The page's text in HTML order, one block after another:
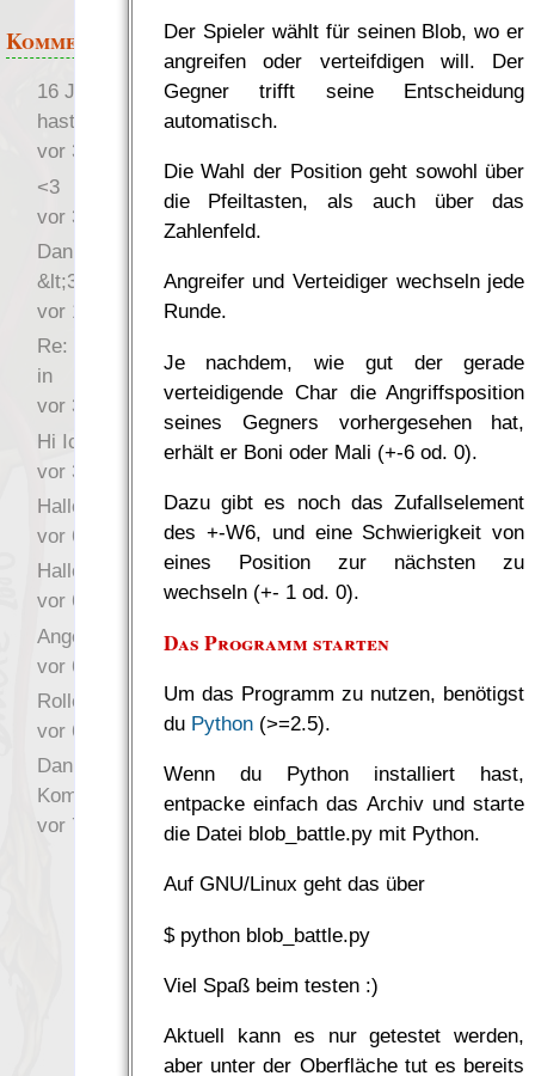
Der Spieler wählt für seinen Blob, wo er
angreifen oder verteifdigen will. Der
Gegner trifft seine Entscheidung
automatisch.
Die Wahl der Position geht sowohl über
die Pfeiltasten, als auch über das
Zahlenfeld.
Angreifer und Verteidiger wechseln jede
Runde.
Je nachdem, wie gut der gerade
verteidigende Char die Angriffsposition
seines Gegners vorhergesehen hat,
erhält er Boni oder Mali (+-6 od. 0).
Dazu gibt es noch das Zufallselement
des +-W6, und eine Schwierigkeit von
eines Position zur nächsten zu
wechseln (+- 1 od. 0).
Das Programm starten
Um das Programm zu nutzen, benötigst
du Python(>=2.5).
Wenn du Python installiert hast,
entpacke einfach das Archiv und starte
die Datei blob_battle.py mit Python.
Auf GNU/Linux geht das über
$ python blob_battle.py
Viel Spaß beim testen :)
Aktuell kann es nur getestet werden,
aber unter der Oberfläche tut es bereits
Kommentare
16 Jahre später: mist, du
hast Recht …
vor 31 Wochen 2 Tage
<3
vor 34 Wochen 3 Tage
Danke für das Statement
&lt;3
vor 1 Jahr 48 Wochen
Re: Hi Ich bin völlig neu
in
vor 3 Jahre 33 Wochen
Hi Ich bin völlig neu in
vor 3 Jahre 45 Wochen
Hallo Ochrasylion
vor 6 Jahre 9 Wochen
Hallo Drak
vor 6 Jahre 10 Wochen
Angefragt
vor 6 Jahre 10 Wochen
Rollenspielrunde
vor 6 Jahre 10 Wochen
Danke für Deinen
Kommentar!
vor 7 Jahre 22 Wochen